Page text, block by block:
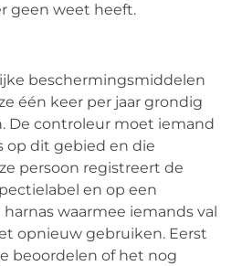
geen weet heeft.
beschermingsmiddelen
één keer per jaar grondig
De controleur moet iemand
op dit gebied en die
persoon registreert de
en op een
waarmee iemands val
opnieuw gebruiken. Eerst
beoordelen of het nog